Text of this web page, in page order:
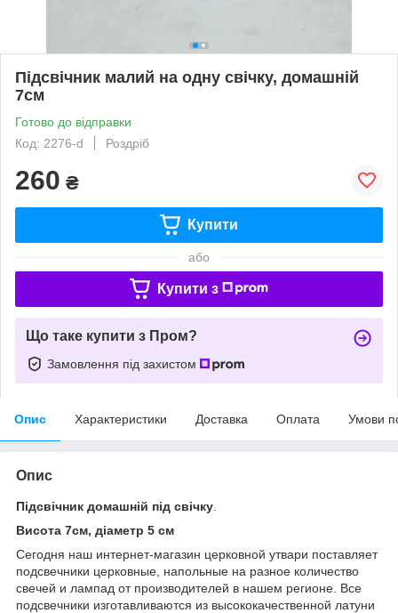
Підсвічник малий на одну свічку, домашній
7см
Готово до відправки
Код: 2276-d
Роздріб
260 ₴
Купити
або
Купити з
Що таке купити з Пром?
Замовлення під захистом
Опис Характеристики Доставка Оплата Умови
Опис
Підсвічник домашній під свічку
Висота 7см, діаметр 5 см
Сегодня наш интернет-магазин церковной утвари поставляет
подсвечники церковные, напольные на разное количество
свечей и лампад от производителей в нашем регионе. Все
подсвечники изготавливаются из высококачественной латуни